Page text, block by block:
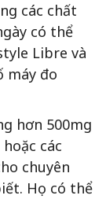
các chất
có thể
Libre và
máy đo
hơn 500mg
các
chuyên
Họ có thể